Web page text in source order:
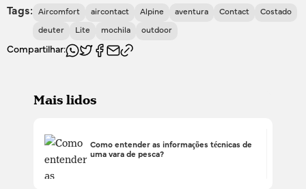
Tags: Aircomfort aircontact Alpine aventura Contact Costado
deuter Lite mochila outdoor
Compartilhar:
Mais lidos
Como entender as informações técnicas de
uma vara de pesca?